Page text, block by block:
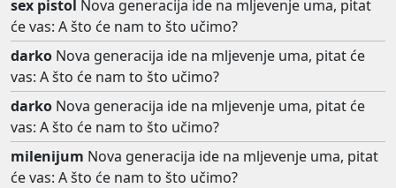
sex pistol Nova generacija ide na mljevenje uma, pitat
će vas: A što će nam to što učimo?
darko Nova generacija ide na mljevenje uma, pitat će
vas: A što će nam to što učimo?
darko Nova generacija ide na mljevenje uma, pitat će
vas: A što će nam to što učimo?
milenijum Nova generacija ide na mljevenje uma, pitat
će vas: A što će nam to što učimo?